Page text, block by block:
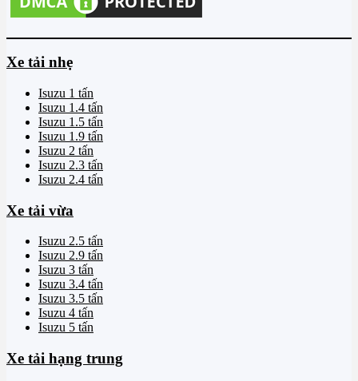
Xe tải nhẹ
Isuzu 1 tấn
Isuzu 1.4 tấn
Isuzu 1.5 tấn
Isuzu 1.9 tấn
Isuzu 2 tấn
Isuzu 2.3 tấn
Isuzu 2.4 tấn
Xe tải vừa
Isuzu 2.5 tấn
Isuzu 2.9 tấn
Isuzu 3 tấn
Isuzu 3.4 tấn
Isuzu 3.5 tấn
Isuzu 4 tấn
Isuzu 5 tấn
Xe tải hạng trung